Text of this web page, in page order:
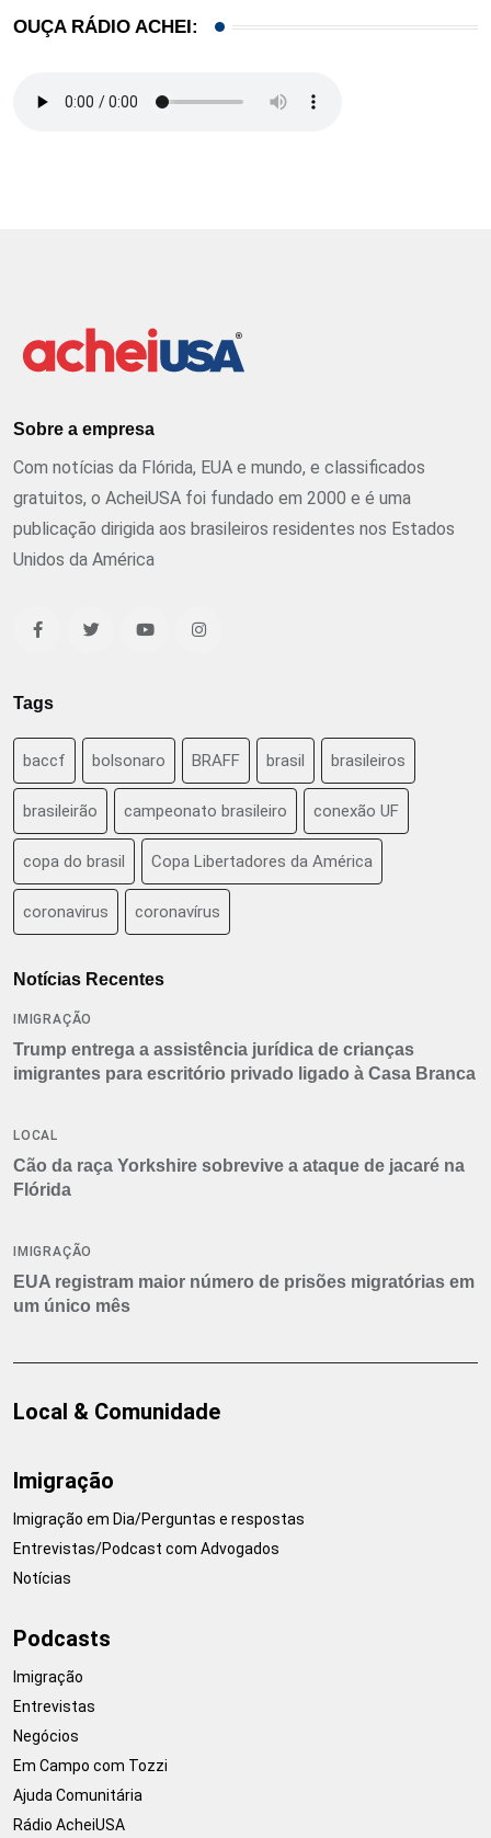
OUÇA RÁDIO ACHEI:
Sobre a empresa
Com notícias da Flórida, EUA e mundo, e classificados
gratuitos, o AcheiUSA foi fundado em 2000 e é uma
publicação dirigida aos brasileiros residentes nos Estados
Unidos da América
Tags
baccf bolsonaro BRAFF brasil brasileiros
brasileirão campeonato brasileiro conexão UF
copa do brasil Copa Libertadores da América
coronavirus coronavírus
Notícias Recentes
IMIGRAÇÃO
Trump entrega a assistência jurídica de crianças
imigrantes para escritório privado ligado à Casa Branca
LOCAL
Cão da raça Yorkshire sobrevive a ataque de jacaré na
Flórida
IMIGRAÇÃO
EUA registram maior número de prisões migratórias em
um único mês
Local & Comunidade
Imigração
Imigração em Dia/Perguntas e respostas
Entrevistas/Podcast com Advogados
Notícias
Podcasts
Imigração
Entrevistas
Negócios
Em Campo com Tozzi
Ajuda Comunitária
Rádio AcheiUSA